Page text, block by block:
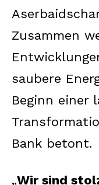
Zusammen
saubere
Beginn einer
Bank betont.
„Wir sind